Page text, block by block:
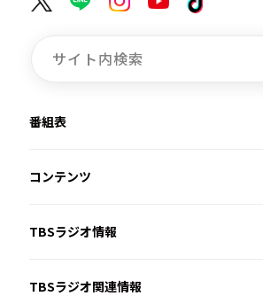
番組表
コンテンツ
TBSラジオ情報
TBSラジオ関連情報